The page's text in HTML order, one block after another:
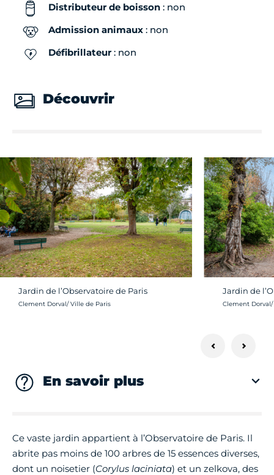
Distributeur de boisson : non
Admission animaux : non
Défibrillateur: non
Découvrir
Jardin de l’Observatoire de Paris
Crédit photo :
Clement Dorval/ Ville de Paris
Jardin de
Crédit photo :
Clement
En savoir plus
Ce vaste jardin appartient à l’Observatoire de Paris. Il
abrite pas moins de 100 arbres de 15 essences diverses,
dont un noisetier (Corylus laciniata) et un zelkova, des